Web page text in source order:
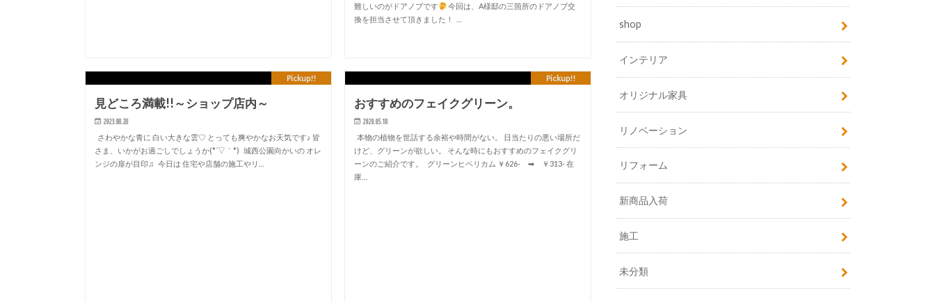
難しいのがドアノブです
今回は、A様邸の三箇所のドアノブ交
換を担当させて頂きました！ …
Pickup!!
見どころ満載!!～ショップ店内～
2023.08.28
さわやかな青に 白い大きな雲♡ とっても爽やかなお天気です♪ 皆
さま、いかがお過ごしでしょうか(*´▽｀*) 城西公園向かいの オレ
ンジの扉が目印♫ 今日は 住宅や店舗の施工やリ…
Pickup!!
おすすめのフェイクグリーン。
2020.05.18
本物の植物を世話する余裕や時間がない。 日当たりの悪い場所だ
けど、グリーンが欲しい。 そんな時にもおすすめのフェイクグリ
ーンのご紹介です。 グリーンヒペリカム ￥626- ➡ ￥313- 在
庫…
shop
インテリア
オリジナル家具
リノベーション
リフォーム
新商品入荷
施工
未分類